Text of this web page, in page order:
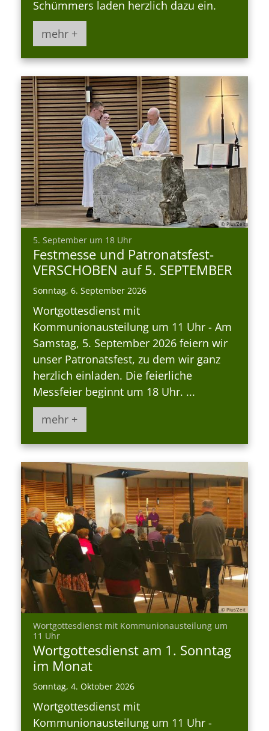
Schümmers laden herzlich dazu ein.
mehr +
© Pius’Zeit
5. September um 18 Uhr:
Festmesse und Patronatsfest-
VERSCHOBEN auf 5. SEPTEMBER
Sonntag, 6. September 2026
Wortgottesdienst mit
Kommunionausteilung um 11 Uhr - Am
Samstag, 5. September 2026 feiern wir
unser Patronatsfest, zu dem wir ganz
herzlich einladen. Die feierliche
Messfeier beginnt um 18 Uhr. ...
mehr +
© Pius’Zeit
Wortgottesdienst mit Kommunionausteilung um
11 Uhr:
Wortgottesdienst am 1. Sonntag
im Monat
Sonntag, 4. Oktober 2026
Wortgottesdienst mit
Kommunionausteilung um 11 Uhr -